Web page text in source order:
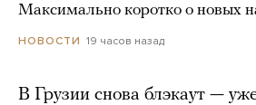
Максимально коротко о новых
НОВОСТИ 19 часов назад
В Грузии снова блэкаут —